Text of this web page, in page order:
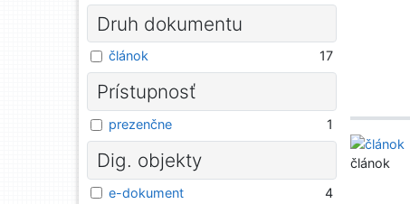
článok
Druh dokumentu
článok 17
Prístupnosť
prezenčne 1
Dig. objekty
e-dokument 4